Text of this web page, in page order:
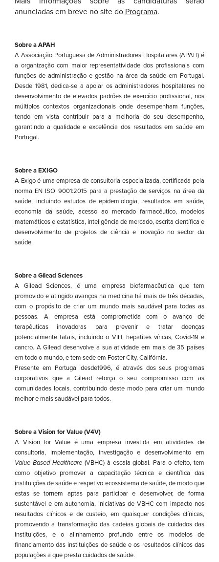
anunciadas em breve no site do Programa.
Sobre a APAH
A Associação Portuguesa de Administradores Hospitalares (APAH) é
a organização com maior representatividade dos profissionais com
funções de administração e gestão na área da saúde em Portugal.
Desde 1981, dedica-se a apoiar os administradores hospitalares no
desenvolvimento de elevados padrões de exercício profissional, nos
múltiplos contextos organizacionais onde desempenham funções,
tendo em vista contribuir para a melhoria do seu desempenho,
garantindo a qualidade e excelência dos resultados em saúde em
Portugal.
Sobre a EXIGO
A Exigo é uma empresa de consultoria especializada, certificada pela
norma EN ISO 9001:2015 para a prestação de serviços na área da
saúde, incluindo estudos de epidemiologia, resultados em saúde,
economia da saúde, acesso ao mercado farmacêutico, modelos
matemáticos e estatística, inteligência de mercado, escrita científica e
desenvolvimento de projetos de ciência e inovação no sector da
saúde.
Sobre a Gilead Sciences
A Gilead Sciences, é uma empresa biofarmacêutica que tem
promovido e atingido avanços na medicina há mais de três décadas,
com o propósito de criar um mundo mais saudável para todas as
pessoas. A empresa está comprometida com o avanço de
terapêuticas inovadoras para prevenir e tratar doenças
potencialmente fatais, incluindo o VIH, hepatites víricas, Covid-19 e
cancro. A Gilead desenvolve a sua atividade em mais de 35 países
em todo o mundo, e tem sede em Foster City, Califórnia.
Presente em Portugal desde1996, é através dos seus programas
corporativos que a Gilead reforça o seu compromisso com as
comunidades locais, contribuindo deste modo para criar um mundo
melhor e mais saudável para todos.
Sobre a Vision for Value (V4V)
A Vision for Value é uma empresa investida em atividades de
consultoria, implementação, investigação e desenvolvimento em
Value Based Healthcare(VBHC) à escala global. Para o efeito, tem
como objetivo promover a capacitação técnica e científica das
instituições de saúde e respetivo ecossistema de saúde, de modo que
estas se tornem aptas para participar e desenvolver, de forma
sustentável e em autonomia, iniciativas de VBHC com impacto nos
resultados clínicos e de custeio, em quaisquer condições clínicas,
promovendo a transformação das cadeias globais de cuidados das
instituições, e o alinhamento profundo entre os modelos de
financiamento das instituições de saúde e os resultados clínicos das
populações a que presta cuidados de saúde.